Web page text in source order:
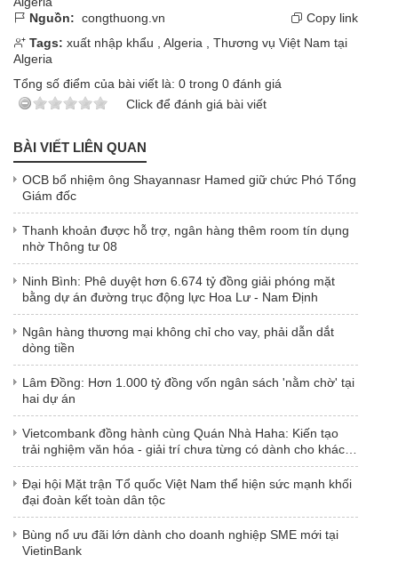
Nguồn: congthuong.vn
Copy link
Tags: xuất nhập khẩu Algeria
Thương vụ Việt Nam tại
Algeria
Tổng số điểm của bài viết là: 0 trong 0 đánh giá
Click để đánh giá bài viết
BÀI VIẾT LIÊN QUAN
OCB bổ nhiệm ông Shayannasr Hamed giữ chức Phó Tổng
Giám đốc
Thanh khoản được hỗ trợ, ngân hàng thêm room tín dụng
nhờ Thông tư 08
Ninh Bình: Phê duyệt hơn 6.674 tỷ đồng giải phóng mặt
bằng dự án đường trục động lực Hoa Lư - Nam Định
Ngân hàng thương mại không chỉ cho vay, phải dẫn dắt
dòng tiền
Lâm Đồng: Hơn 1.000 tỷ đồng vốn ngân sách 'nằm chờ' tại
hai dự án
Vietcombank đồng hành cùng Quán Nhà Haha: Kiến tạo
trải nghiệm văn hóa - giải trí chưa từng có dành cho khách
hàng
Đại hội Mặt trận Tổ quốc Việt Nam thể hiện sức mạnh khối
đại đoàn kết toàn dân tộc
Bùng nổ ưu đãi lớn dành cho doanh nghiệp SME mới tại
VietinBank